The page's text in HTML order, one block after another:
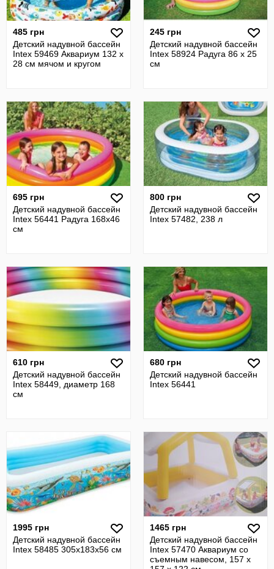
485 грн
Детский надувной бассейн
Intex 59469 Аквариум 132 х
28 см мячом и кругом
245 грн
Детский надувной бассейн
Intex 58924 Радуга 86 х 25
см
695 грн
Детский надувной бассейн
Intex 56441 Радуга 168х46
см
800 грн
Детский надувной бассейн
Intex 57482, 238 л
610 грн
Детский надувной бассейн
Intex 58449, диаметр 168
см
680 грн
Детский надувной бассейн
Intex 56441
1995 грн
Детский надувной бассейн
Intex 58485 305x183х56 см
1465 грн
Детский надувной бассейн
Intex 57470 Аквариум со
съемным навесом, 157 х